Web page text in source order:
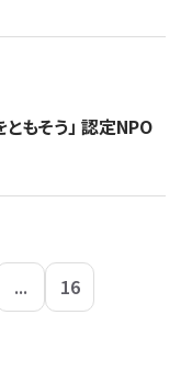
もそう」 認定NPO
... 16